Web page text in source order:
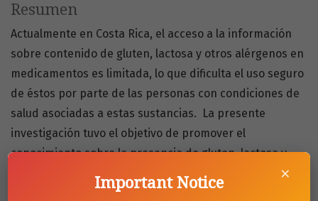
Resumen
Actualmente en Costa Rica, el acceso a la información
sobre contenido de gluten, lactosa y otros alérgenos en
medicamentos es limitada, lo que dificulta el uso seguro
de éstos por parte de las personas con condiciones de
salud asociadas a estas sustancias. La presente
investigación tuvo el objetivo de promover el
conocimiento sobre la presencia de gluten, lactosa y
otros alérgenos en los medicamentos en Costa Rica, así
como describir las intervenciones farmacéuticas
×
Important Notice